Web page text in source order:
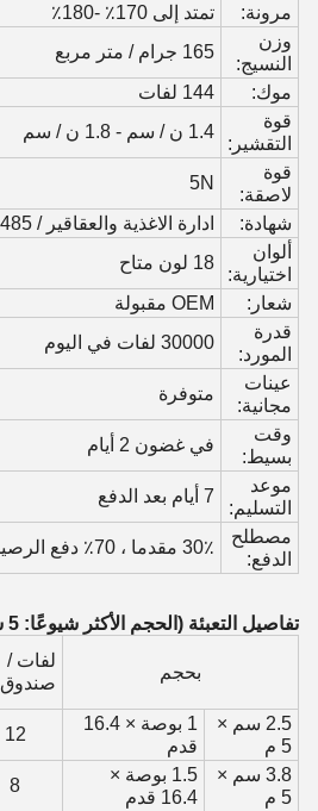
مرونة:
تمتد إلى 170٪ -180٪
وزن
النسيج:
165 جرام / متر مربع
موك:
144 لفات
قوة
التقشير:
1.4 ن / سم - 1.8 ن / سم
قوة
لاصقة:
5N
شهادة:
ادارة الاغذية والعقاقير / CE / ISO9001 / ISO13485
ألوان
اختيارية:
18 لون متاح
شعار:
OEM مقبولة
قدرة
المورد:
30000 لفات في اليوم
عينات
مجانية:
متوفرة
وقت
بسيط:
في غضون 2 أيام
موعد
التسليم:
7 أيام بعد الدفع
مصطلح
الدفع:
30٪ مقدما ، 70٪ دفع الرصيد قبل الشحن
تفاصيل التعبئة (الحجم الأكثر شيوعًا: 5 سم * 5 م)
بحجم
لفات /
صندوق
2.5 سم ×
5 م
1 بوصة × 16.4
قدم
12
3.8 سم ×
5 م
1.5 بوصة ×
16.4 قدم
8